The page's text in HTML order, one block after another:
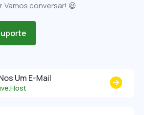
Vamos conversar! 😃
Um E-Mail